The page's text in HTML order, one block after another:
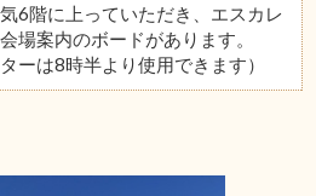
6階に上っていただき、エスカレ
場案内のボードがあります。
ーは8時半より使用できます）